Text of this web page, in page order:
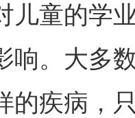
童的学
响。大多
的疾病，